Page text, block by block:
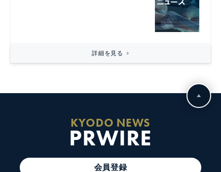
詳細を見る
KYODO NEWS
PRWIRE
会員登録